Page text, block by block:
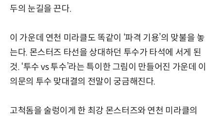
두의 눈길을 끈다.
이 가운데 연천 미라클도 똑같이 ‘파격 기용’의 맞불을 놓
는다. 몬스터즈 타선을 상대하던 투수가 타석에 서게 된
것. ‘투수 vs 투수’라는 특이한 그림이 만들어진 가운데 이
의문의 투수 맞대결의 전말이 궁금해진다.
고척돔을 술렁이게 한 최강 몬스터즈와 연천 미라클의